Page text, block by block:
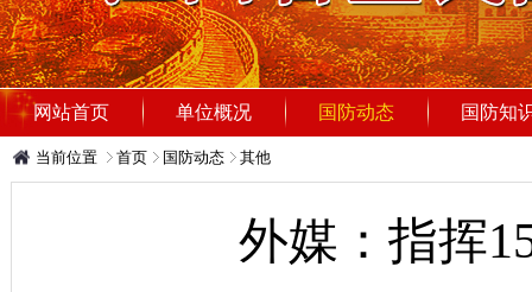
网站首页 单位概况 国防动态 国防知
当前位置 首页 国防动态 其他
外媒：指挥